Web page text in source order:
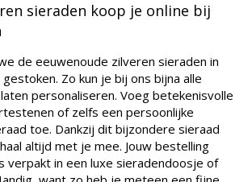
sieraden koop je online bij
de eeuwenoude zilveren sieraden in
Zo kun je bij ons bijna alle
personaliseren. Voeg betekenisvolle
of zelfs een persoonlijke
toe. Dankzij dit bijzondere sieraad
altijd met je mee. Jouw bestelling
verpakt in een luxe sieradendoosje of